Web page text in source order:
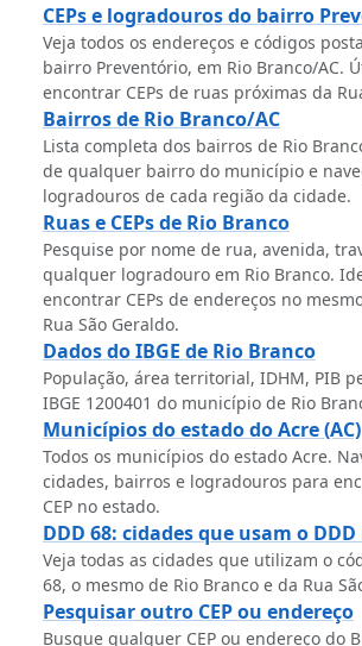
CEPs e logradouros do bairro
Veja todos os endereços e códigos
bairro Preventório, em Rio Branco/AC.
encontrar CEPs de ruas próximas da
Bairros de Rio Branco/AC
Lista completa dos bairros de Rio
de qualquer bairro do município e
logradouros de cada região da cidade.
Ruas e CEPs de Rio Branco
Pesquise por nome de rua, avenida,
qualquer logradouro em Rio Branco.
encontrar CEPs de endereços no
Rua São Geraldo.
Dados do IBGE de Rio Branco
População, área territorial, IDHM, PIB
IBGE 1200401 do município de Rio
Municípios do estado do Acre (AC)
Todos os municípios do estado Acre.
cidades, bairros e logradouros para
CEP no estado.
DDD 68: cidades que usam o
Veja todas as cidades que utilizam o
68, o mesmo de Rio Branco e da Rua
Pesquisar outro CEP ou endereço
Busque qualquer CEP ou endereço do